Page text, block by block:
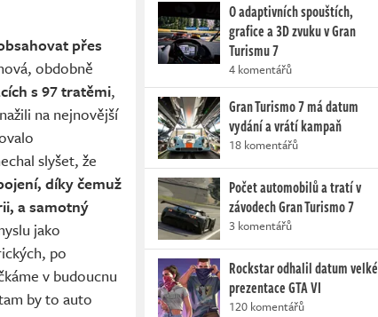
přes
obdobně
s 97 tratěmi,
na nejnovější
slyšet, že
díky čemuž
a samotný
jako
po
v budoucnu
by to auto
O adaptivních spouštích,
grafice a 3D zvuku v Gran
Turismu 7
4 komentářů
Gran Turismo 7 má datum
vydání a vrátí kampaň
18 komentářů
Počet automobilů a tratí v
závodech Gran Turismo 7
3 komentářů
Rockstar odhalil datum velké
prezentace GTA VI
120 komentářů